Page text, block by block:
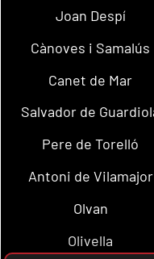
Joan Despí
Cànoves i Samalús
Canet de Mar
Salvador de
Pere de Torelló
Antoni de Vilamajor
Olvan
Olivella